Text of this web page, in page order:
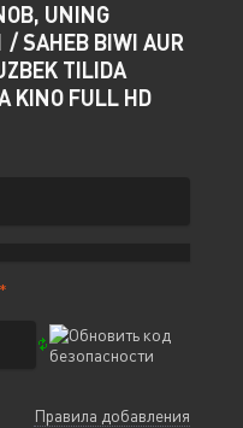
UNING
/ SAHEB BIWI AUR
TILIDA
KINO FULL HD
Правила добавления